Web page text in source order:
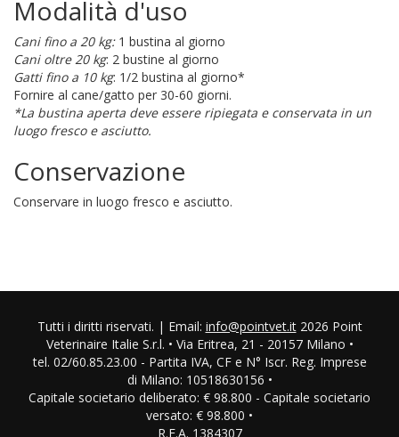
Modalità d'uso
Cani fino a 20 kg:1 bustina al giorno
Cani oltre 20 kg: 2 bustine al giorno
Gatti fino a 10 kg: 1/2 bustina al giorno*
Fornire al cane/gatto per 30-60 giorni.
*La bustina aperta deve essere ripiegata e conservata in un
luogo fresco e asciutto.
Conservazione
Conservare in luogo fresco e asciutto.
Tutti i diritti riservati. | Email: info@pointvet.it2026 Point
Veterinaire Italie S.r.l. • Via Eritrea, 21 - 20157 Milano •
tel. 02/60.85.23.00 - Partita IVA, CF e N° Iscr. Reg. Imprese
di Milano: 10518630156 •
Capitale societario deliberato: € 98.800 - Capitale societario
versato: € 98.800 •
R.E.A. 1384307